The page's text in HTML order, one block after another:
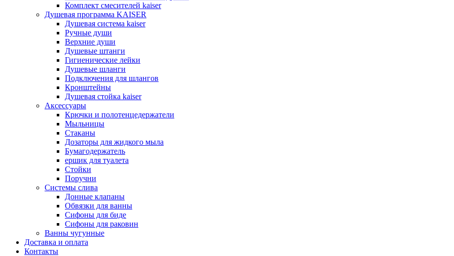
Комплект смесителей kaiser
Душевая программа KAISER
Душевая система kaiser
Ручные души
Верхние души
Душевые штанги
Гигиенические лейки
Душевые шланги
Подключения для шлангов
Кронштейны
Душевая стойка kaiser
Аксессуары
Крючки и полотенцедержатели
Мыльницы
Стаканы
Дозаторы для жидкого мыла
Бумагодержатель
ершик для туалета
Стойки
Поручни
Системы слива
Донные клапаны
Обвязки для ванны
Сифоны для биде
Сифоны для раковин
Ванны чугунные
Доставка и оплата
Контакты